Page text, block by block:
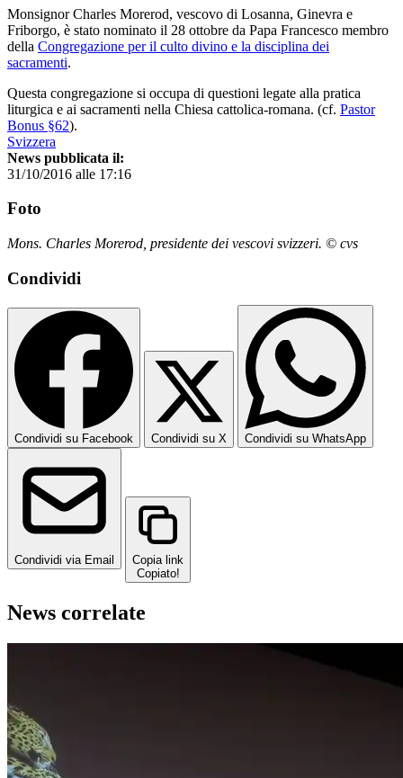
Monsignor Charles Morerod, vescovo di Losanna, Ginevra e
Friborgo, è stato nominato il 28 ottobre da Papa Francesco membro
della Congregazione per il culto divino e la disciplina dei
sacramenti.
Questa congregazione si occupa di questioni legate alla pratica
liturgica e ai sacramenti nella Chiesa cattolica-romana. (cf. Pastor
Bonus §62).
Svizzera
News pubblicata il:
31/10/2016 alle 17:16
Foto
Mons. Charles Morerod, presidente dei vescovi svizzeri. © cvs
Condividi
Condividi su Facebook Condividi su X Condividi su WhatsApp
Condividi via Email
Copia link
Copiato!
News correlate